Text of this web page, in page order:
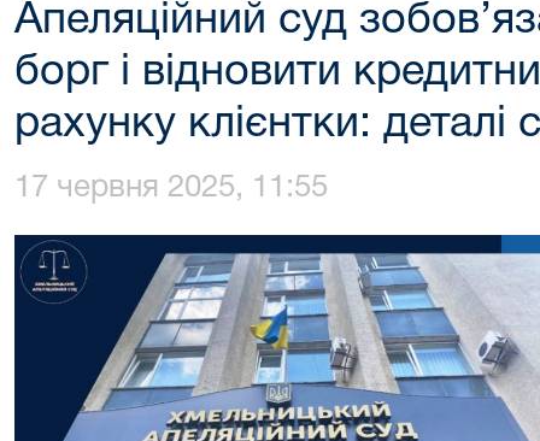
Апеляційний суд
борг і відновити
рахунку клієнтки: деталі
17 червня 2025, 11:55